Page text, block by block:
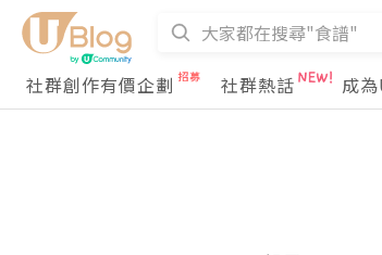
社群創作有價企劃
社群熱話 成